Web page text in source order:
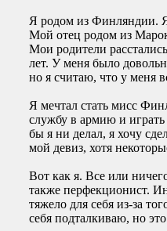
Я родом из Финляндии.
Мой отец родом из
Мои родители
лет. У меня было
но я считаю, что у меня
Я мечтал стать мисс
службу в армию и
бы я ни делал, я хочу
мой девиз, хотя
Вот как я. Все или
также перфекционист.
тяжело для себя из-за
себя подталкиваю, но